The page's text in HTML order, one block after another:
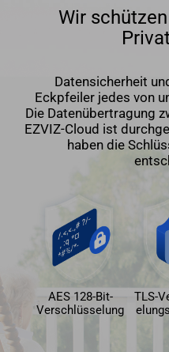
Wir
Datensicherheit
Eckpfeiler jedes von
Die Datenübertragung
EZVIZ-Cloud ist
haben die
AES 128-Bit-
Verschlüsselung
TLS-